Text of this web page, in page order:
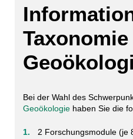
Bei der Wahl des
Geoökologiehaben Sie die
2 Forschungsmodule (je